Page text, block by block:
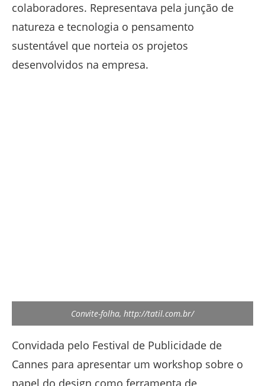
colaboradores. Representava pela junção de
natureza e tecnologia o pensamento
sustentável que norteia os projetos
desenvolvidos na empresa.
Convite-folha, http://tatil.com.br/
Convidada pelo Festival de Publicidade de
Cannes para apresentar um workshop sobre o